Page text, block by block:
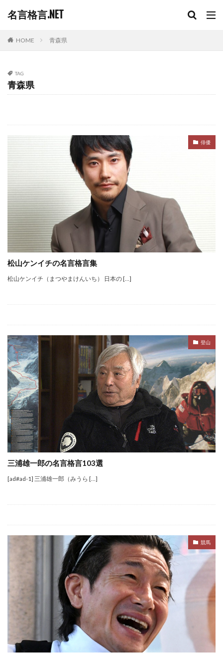
名言格言.NET
HOME 青森県
TAG
青森県
俳優
松山ケンイチの名言格言集
松山ケンイチ（まつやまけんいち） 日本の […]
登山
三浦雄一郎の名言格言103選
[ad#ad-1] 三浦雄一郎（みうら […]
競馬